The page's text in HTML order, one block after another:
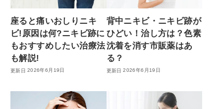
座ると痛いおしりニキ
ビ!原因は何?ニキビ跡に
もおすすめしたい治療法
も解説!
2026年6月19日
背中ニキビ・ニキビ跡が
ひどい！治し方は？色素
沈着を消す市販薬はあ
る？
2026年6月19日